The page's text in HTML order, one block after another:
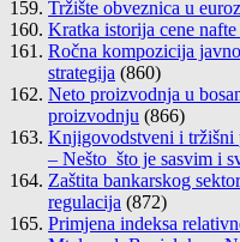
Tržište obveznica u
Kratka istorija cene
Ročna kompozicija
strategija (860)
Neto proizvodnja u
proizvodnju (866)
Knjigovodstveni i tržišni
– Nešto što je sasvim i
Zaštita bankarskog
regulacija (872)
Primjena indeksa